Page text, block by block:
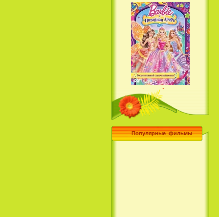
Барби и потайная дверь /
Barbie and the Secret Door
(2014)
Популярные_фильмы